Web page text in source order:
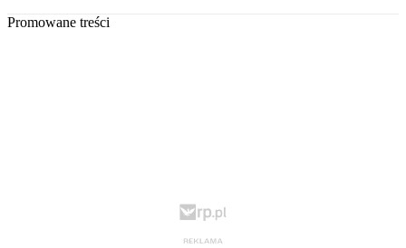
Promowane treści